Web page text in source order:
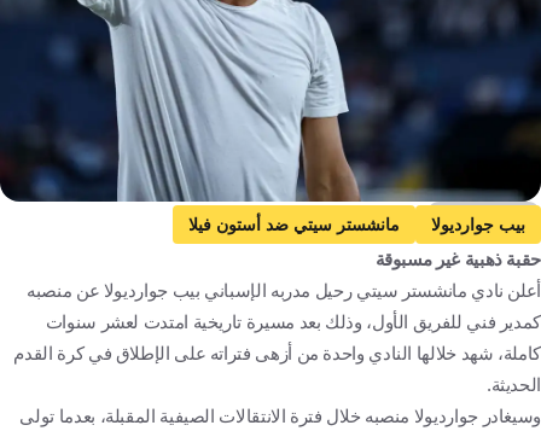
Getty Images
بيب جوارديولا
مانشستر سيتي ضد أستون فيلا
مانشستر سيتي
إسبانيا
إنجلترا مصر المغرب كرة قدم
حقبة ذهبية غير مسبوقة
أعلن نادي مانشستر سيتي رحيل مدربه الإسباني بيب جوارديولا عن منصبه
كمدير فني للفريق الأول، وذلك بعد مسيرة تاريخية امتدت لعشر سنوات
كاملة، شهد خلالها النادي واحدة من أزهى فتراته على الإطلاق في كرة القدم
الحديثة.
وسيغادر جوارديولا منصبه خلال فترة الانتقالات الصيفية المقبلة، بعدما تولى